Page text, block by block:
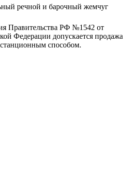
речной и барочный жемчуг
Правительства РФ №1542 от
Федерации допускается продажа
способом.